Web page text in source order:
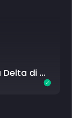
Autofficina Meccatronica Delta di Cinque Carmine